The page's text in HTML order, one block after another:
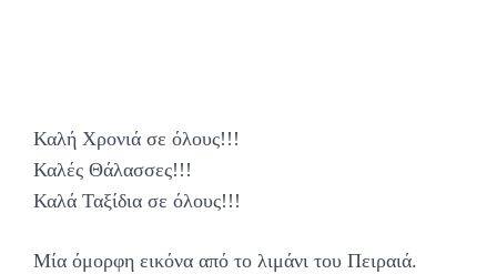
Καλή Χρονιά σε όλους!!!
Καλές Θάλασσες!!!
Καλά Ταξίδια σε όλους!!!
Μία όμορφη εικόνα από το λιμάνι του Πειραιά.